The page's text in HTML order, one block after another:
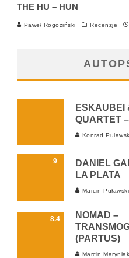
THE HU – HUN
Paweł Rogoziński Recenzje
ESKAUBEI
QUARTET
Konrad
9
DANIEL
LA PLATA
Marcin Puławski
8.4
NOMAD –
(PARTUS)
Marcin Maryniak